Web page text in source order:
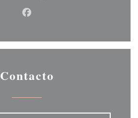
Facebook ((abre en una nueva
Contacto